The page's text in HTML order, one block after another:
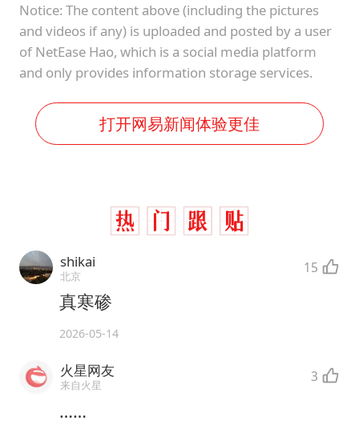
Notice: The content above (including the pictures
and videos if any) is uploaded and posted by a user
of NetEase Hao, which is a social media platform
and only provides information storage services.
打开网易新闻体验更佳
shikai
北京 15
真寒碜
2026-05-14
火星网友
来自火星 3
……